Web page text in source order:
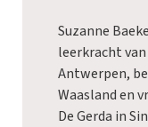
Suzanne
leerkracht
Antwerpen,
Waasland en
De Gerda in